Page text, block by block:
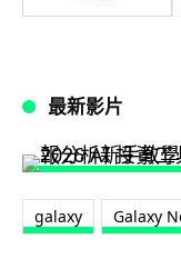
最新影片
galaxy Galaxy